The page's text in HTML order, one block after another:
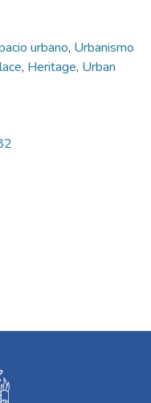
urbano, Urbanismo
, Heritage, Urban